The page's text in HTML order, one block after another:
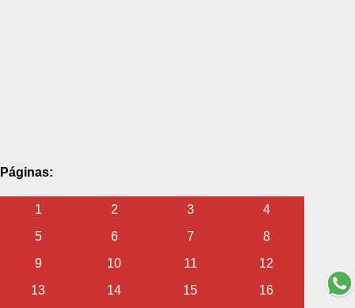
Páginas:
1 2 3
4
5
6 7
8
9
10 11
12
13
14 15 16